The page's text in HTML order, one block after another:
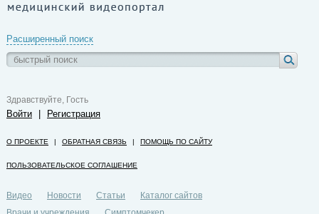
Расширенный поиск
Здравствуйте, Гость
Войти Регистрация
О ПРОЕКТЕ | ОБРАТНАЯ СВЯЗЬ | ПОМОЩЬ ПО САЙТУ
ПОЛЬЗОВАТЕЛЬСКОЕ СОГЛАШЕНИЕ
Видео Новости Статьи
Каталог сайтов